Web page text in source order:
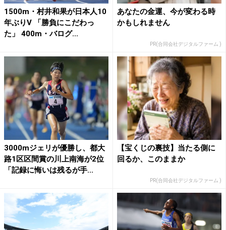
1500m・村井和果が日本人10
年ぶりV 「勝負にこだわっ
た」 400m・バログ...
あなたの金運、今が変わる時
かもしれません
PR(合同会社デジタルファーム )
3000mジェリが優勝し、都大
路1区区間賞の川上南海が2位
「記録に悔いは残るが手...
【宝くじの裏技】当たる側に
回るか、このままか
PR(合同会社デジタルファーム )